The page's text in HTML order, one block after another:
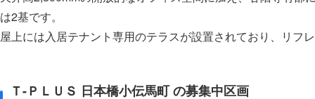
は2基です。
屋上には入居テナント専用のテラスが設置されており、リフ
Ｔ-ＰＬＵＳ 日本橋小伝馬町 の募集中区画